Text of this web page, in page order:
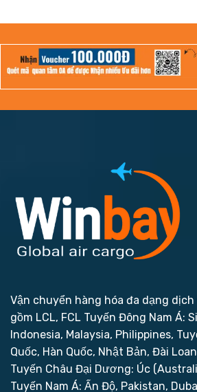
Vận chuyển hàng hóa đa dạng dịch
gồm LCL, FCL Tuyến Đông Nam Á:
Indonesia, Malaysia, Philippines,
Quốc, Hàn Quốc, Nhật Bản, Đài
Tuyến Châu Đại Dương: Úc
Tuyến Nam Á: Ấn Độ, Pakistan,